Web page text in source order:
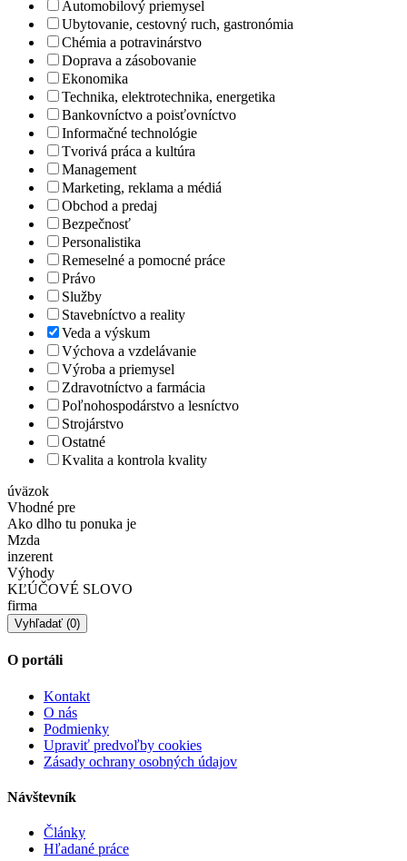
Automobilový priemysel
Ubytovanie, cestovný ruch, gastronómia
Chémia a potravinárstvo
Doprava a zásobovanie
Ekonomika
Technika, elektrotechnika, energetika
Bankovníctvo a poisťovníctvo
Informačné technológie
Tvorivá práca a kultúra
Management
Marketing, reklama a médiá
Obchod a predaj
Bezpečnosť
Personalistika
Remeselné a pomocné práce
Právo
Služby
Stavebníctvo a reality
Veda a výskum
Výchova a vzdelávanie
Výroba a priemysel
Zdravotníctvo a farmácia
Poľnohospodárstvo a lesníctvo
Strojárstvo
Ostatné
Kvalita a kontrola kvality
úväzok
Vhodné pre
Ako dlho tu ponuka je
Mzda
inzerent
Výhody
KĽÚČOVÉ SLOVO
firma
O portáli
Kontakt
O nás
Podmienky
Upraviť predvoľby cookies
Zásady ochrany osobných údajov
Návštevník
Články
Hľadané práce